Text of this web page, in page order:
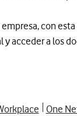
con
y acceder a los
One